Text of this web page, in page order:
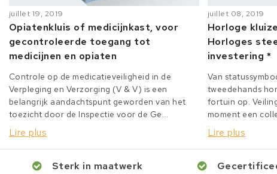
juillet 19, 2019
Opiatenkluis of medicijnkast, voor
gecontroleerde toegang tot
medicijnen en opiaten
Controle op de medicatieveiligheid in de
Verpleging en Verzorging (V & V) is een
belangrijk aandachtspunt geworden van het
toezicht door de Inspectie voor de Ge...
Lire plus
juillet 08, 2019
Horloge
Horloges
investering *
Van
tweedehands
fortuin op.
moment een
Lire plus
Sterk in maatwerk